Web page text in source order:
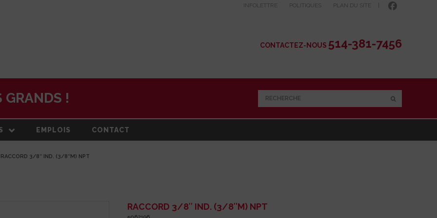
INFOLETTRE POLITIQUES PLAN DU SITE
CONTACTEZ-NOUS 514-381-7456
GRANDS ! RECHERCHE
EMPLOIS CONTACT
RACCORD 3/8″ IND. (3/8″M) NPT
RACCORD 3/8″ IND. (3/8″M) NPT